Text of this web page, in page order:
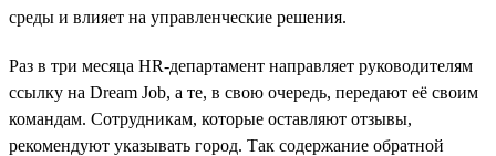
среды и влияет на управленческие решения.
Раз в три месяца HR-департамент направляет руководителям
ссылку на Dream Job, а те, в свою очередь, передают её своим
командам. Сотрудникам, которые оставляют отзывы,
рекомендуют указывать город. Так содержание обратной